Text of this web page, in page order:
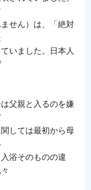
せん）は、「絶対
いました。日本人
父親と入るのを嫌
しては最初から母
浴そのものの違